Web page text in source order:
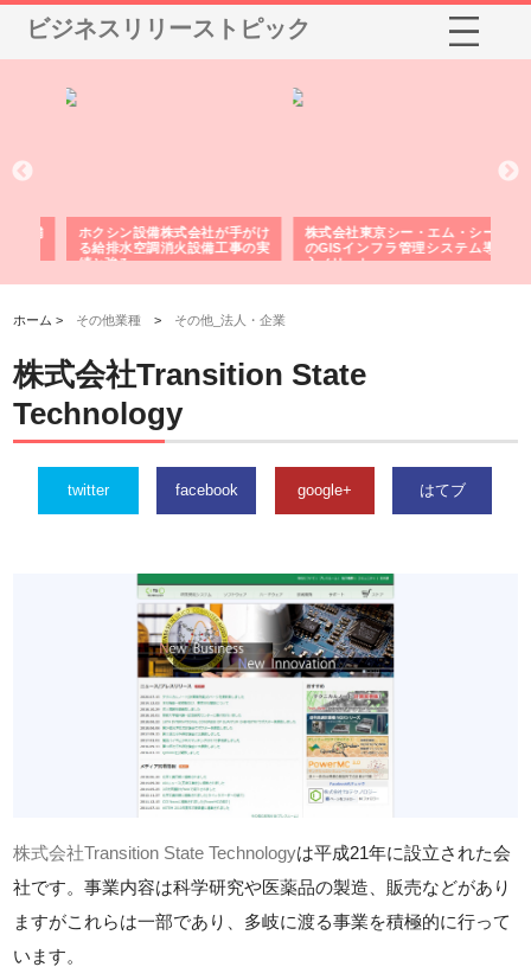
ビジネスリリーストピック
ホクシン設備株式会社が手がけ
る給排水空調消火設備工事の実
績と強み
株式会社東京シー・エム・シー
のGISインフラ管理システム導
入メリット
ホーム > その他業種 > その他_法人・企業
株式会社Transition State
Technology
twitter facebook google+ はてブ
株式会社Transition State Technologyは平成21年に設立された会
社です。事業内容は科学研究や医薬品の製造、販売などがあり
ますがこれらは一部であり、多岐に渡る事業を積極的に行って
います。